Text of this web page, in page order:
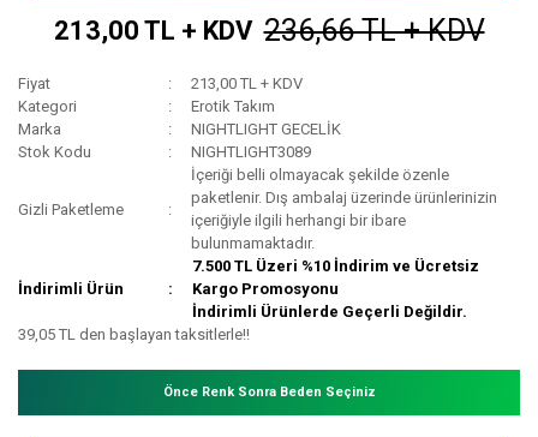
213,00 TL + KDV 236,66 TL + KDV
Fiyat
213,00 TL + KDV
Kategori
Erotik Takım
Marka
NIGHTLIGHT GECELİK
Stok Kodu
NIGHTLIGHT3089
Gizli Paketleme
İçeriği belli olmayacak şekilde özenle
paketlenir. Dış ambalaj üzerinde ürünlerinizin
içeriğiyle ilgili herhangi bir ibare
bulunmamaktadır.
İndirimli Ürün
7.500 TL Üzeri %10 İndirim ve Ücretsiz
Kargo Promosyonu
İndirimli Ürünlerde Geçerli Değildir.
39,05 TL den başlayan taksitlerle!!
Önce Renk Sonra Beden Seçiniz